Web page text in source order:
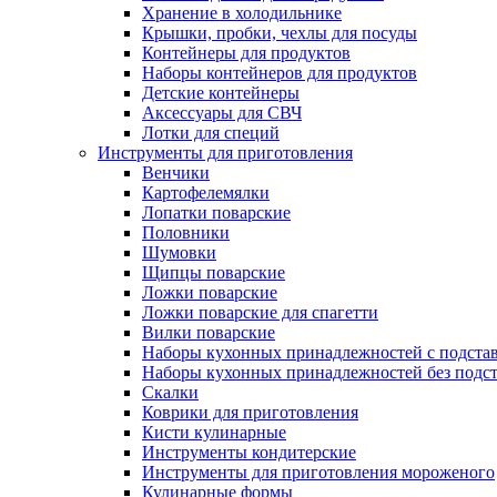
Хранение в холодильнике
Крышки, пробки, чехлы для посуды
Контейнеры для продуктов
Наборы контейнеров для продуктов
Детские контейнеры
Аксессуары для СВЧ
Лотки для специй
Инструменты для приготовления
Венчики
Картофелемялки
Лопатки поварские
Половники
Шумовки
Щипцы поварские
Ложки поварские
Ложки поварские для спагетти
Вилки поварские
Наборы кухонных принадлежностей с
Наборы кухонных принадлежностей без
Скалки
Коврики для приготовления
Кисти кулинарные
Инструменты кондитерские
Инструменты для приготовления мороженого
Кулинарные формы